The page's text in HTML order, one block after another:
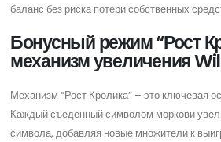
баланс без риска потери собственных
Бонусный режим “Рост
механизм увеличения
Механизм “Рост Кролика” – это ключевая
Каждый съеденный символом моркови
символа, добавляя новые множители к